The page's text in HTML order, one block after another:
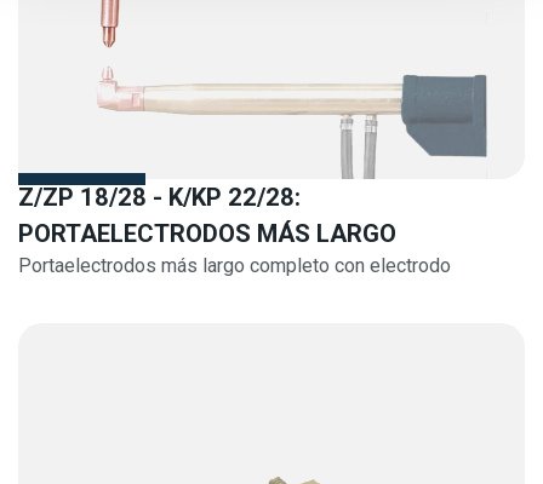
Z/ZP 18/28 - K/KP 22/28:
PORTAELECTRODOS MÁS LARGO
Portaelectrodos más largo completo con electrodo